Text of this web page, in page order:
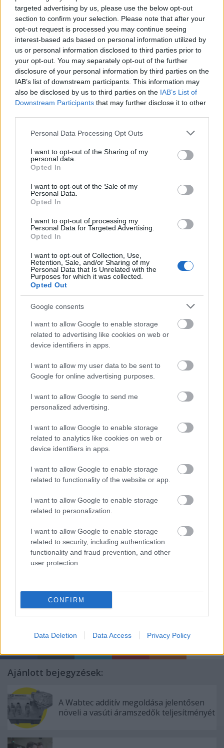
targeted advertising by us, please use the below opt-out
section to confirm your selection. Please note that after your
opt-out request is processed you may continue seeing
interest-based ads based on personal information utilized by
us or personal information disclosed to third parties prior to
your opt-out. You may separately opt-out of the further
disclosure of your personal information by third parties on the
IAB’s list of downstream participants. This information may
also be disclosed by us to third parties on the IAB’s List of
Downstream Participants that may further disclose it to other
Please note that this website/app uses one or more Google
not limited to your visit or usage behaviour. You may click to
grant or deny consent to Google and its third-party tags to
use your data for below specified purposes in below Google
consent section.
Personal Data Processing Opt Outs
I want to opt-out of the Sharing of my
personal data.
Opted In
I want to opt-out of the Sale of my
Personal Data.
Opted In
I want to opt-out of processing my
Personal Data for Targeted Advertising.
Opted In
I want to opt-out of Collection, Use,
Retention, Sale, and/or Sharing of my
Personal Data that Is Unrelated with the
Purposes for which it was collected.
Opted Out
Google consents
I want to allow Google to enable storage
related to advertising like cookies on web or
device identifiers in apps.
I want to allow my user data to be sent to
Google for online advertising purposes.
I want to allow Google to send me
personalized advertising.
I want to allow Google to enable storage
related to analytics like cookies on web or
device identifiers in apps.
I want to allow Google to enable storage
related to functionality of the website or app.
I want to allow Google to enable storage
related to personalization.
I want to allow Google to enable storage
related to security, including authentication
functionality and fraud prevention, and other
user protection.
CONFIRM
Data Deletion Data Access Privacy Policy
Többek szerint a mobiltelefon a 3D nyomtatott
elektronika Szent Grálja. Az antennák
kidolgozásánál, megformálásánál, az áramkör rá- és
behelyezésénél óriási segítség a 3DP, és komoly
igény is van rá.
De ez csak egy példa, és mivel a mostani
elektronikus termékekben egyre kisebb térbe kell
egyre több funkciót bezsúfolni, más területeken
A Nano Dimension több elektronikai gyártóval áll
kapcsolatban, amelyek DragonFly 2020 printerüket
használják. Az elektronikus szektor mellett meg nem
nevezett védelmi, orvosi és szállítási szervezetekkel
szintén együttműködnek. A potenciális
alkalmazások közé tartoznak a viselhető (
wearable
technológiák, az okosórák és az elektromos
járművek is.
„Örülünk, hogy részben mi is az alapvető változások
alakítói közé tartozunk”– mondta Fried, arra utalva,
hogy a polimer- és fémnyomtatás a mechanika után
az elektronikában is megjelent.
Elképzelése szerint a gyártás és az összeszerelés
egyetlen folyamatba integrálható. Jelenleg azonban
még főként az anyagfejlesztésre kell összpontosítani,
ráadásul az elektronikában az átfogóbb
alkalmazások miatt sokkal több anyagra van
szükség, mint a mechanikus szektorban.
Az elektronika területét az elterjedt additív
technológiák alapanyaggyártói is kiemelten kezelik.
biztosító alapanyag, így ESD nyomtatószál, ESD
műgyanta és ESD tulajdonságú nyomtatópor is
elérhető a piacon.
Címkék:jövő kütyü áramkör polimer
technológiák
Ajánlott bejegyzések:
A Wabtec additív megoldása jelentősen
növeli a vasúti áramszedők teljesítményét